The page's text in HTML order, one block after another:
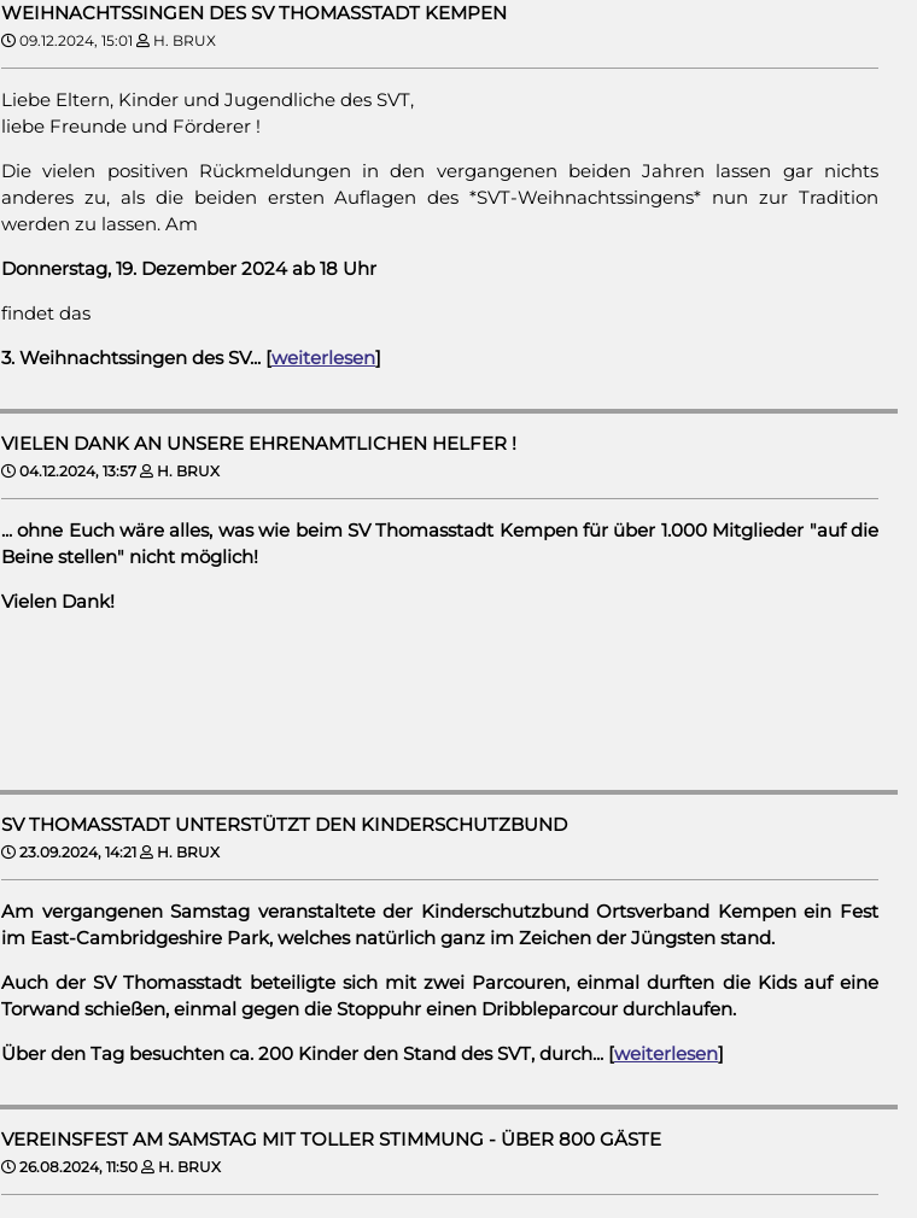
WEIHNACHTSSINGEN DES SV THOMASSTADT KEMPEN
09.12.2024, 15:01 H. BRUX
Liebe Eltern, Kinder und Jugendliche des SVT,
liebe Freunde und Förderer !
Die vielen positiven Rückmeldungen in den vergangenen beiden Jahren lassen gar nichts
anderes zu, als die beiden ersten Auflagen des *SVT-Weihnachtssingens* nun zur Tradition
werden zu lassen. Am
Donnerstag, 19. Dezember 2024 ab 18 Uhr
findet das
3. Weihnachtssingen des SV... [weiterlesen]
VIELEN DANK AN UNSERE EHRENAMTLICHEN HELFER !
04.12.2024, 13:57 H. BRUX
... ohne Euch wäre alles, was wie beim SV Thomasstadt Kempen für über 1.000 Mitglieder "auf die
Beine stellen" nicht möglich!
Vielen Dank!
SV THOMASSTADT UNTERSTÜTZT DEN KINDERSCHUTZBUND
23.09.2024, 14:21 H. BRUX
Am vergangenen Samstag veranstaltete der Kinderschutzbund Ortsverband Kempen ein Fest
im East-Cambridgeshire Park, welches natürlich ganz im Zeichen der Jüngsten stand.
Auch der SV Thomasstadt beteiligte sich mit zwei Parcouren, einmal durften die Kids auf eine
Torwand schießen, einmal gegen die Stoppuhr einen Dribbleparcour durchlaufen.
Über den Tag besuchten ca. 200 Kinder den Stand des SVT, durch... [weiterlesen]
VEREINSFEST AM SAMSTAG MIT TOLLER STIMMUNG - ÜBER 800 GÄSTE
26.08.2024, 11:50 H. BRUX